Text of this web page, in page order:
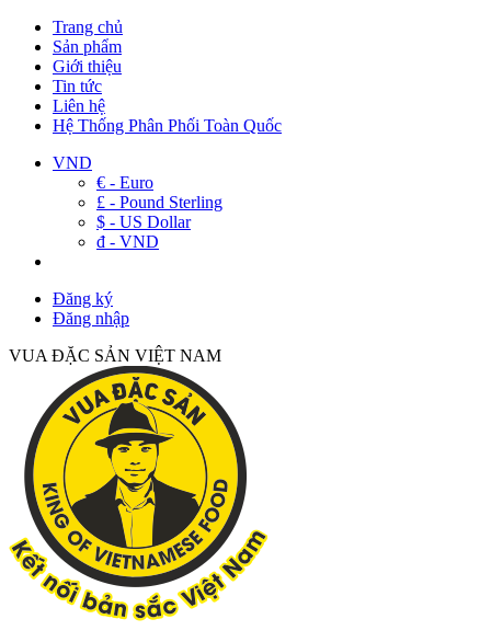
Trang chủ
Sản phẩm
Giới thiệu
Tin tức
Liên hệ
Hệ Thống Phân Phối Toàn Quốc
VND
€ - Euro
£ - Pound Sterling
$ - US Dollar
đ - VND
Đăng ký
Đăng nhập
VUA ĐẶC SẢN VIỆT NAM